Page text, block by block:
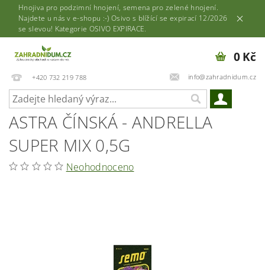
Hnojiva pro podzimní hnojení, semena pro zelené hnojení.
Najdete u nás v e-shopu :-) Osivo s blížící se expirací 12/2026
se slevou! Kategorie OSIVO EXPIRACE.
+420 732 219 788 info@zahradnidum.cz
0 Kč
ASTRA ČÍNSKÁ - ANDRELLA
SUPER MIX 0,5G
Neohodnoceno